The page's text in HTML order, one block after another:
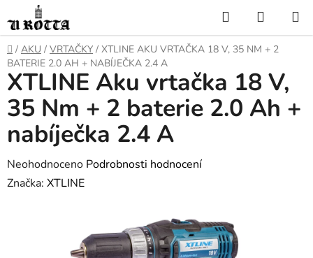
na
obsah
Hledat
KOŠÍK
DOMŮ
/ AKU / VRTAČKY / XTLINE AKU VRTAČKA 18 V, 35 NM + 2
BATERIE 2.0 AH + NABÍJEČKA 2.4 A
XTLINE Aku vrtačka 18 V,
35 Nm + 2 baterie 2.0 Ah +
nabíječka 2.4 A
Průměrné
hodnocení
Neohodnoceno Podrobnosti hodnocení
Značka: XTLINE